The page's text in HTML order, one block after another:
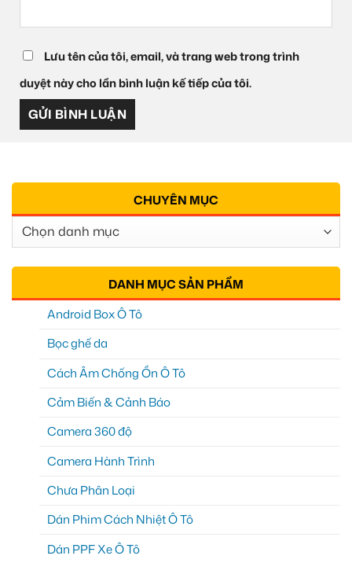
Lưu tên của tôi, email, và trang web trong trình
duyệt này cho lần bình luận kế tiếp của tôi.
CHUYÊN MỤC
Chuyên
Mục
DANH MỤC SẢN PHẨM
Android Box Ô Tô
Bọc ghế da
Cách Âm Chống Ồn Ô Tô
Cảm Biến & Cảnh Báo
Camera 360 độ
Camera Hành Trình
Chưa Phân Loại
Dán Phim Cách Nhiệt Ô Tô
Dán PPF Xe Ô Tô